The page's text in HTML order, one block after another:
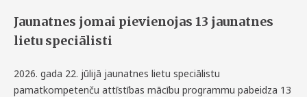
Jaunatnes jomai pievienojas 13 jaunatnes
lietu speciālisti
2026. gada 22. jūlijā jaunatnes lietu speciālistu
pamatkompetenču attīstības mācību programmu pabeidza 13